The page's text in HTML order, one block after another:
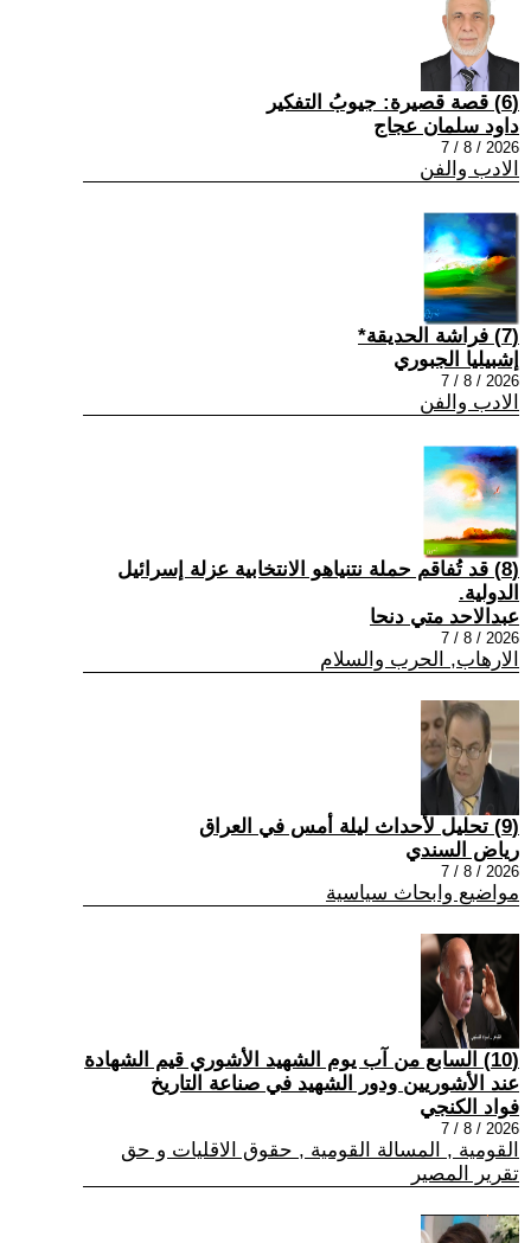
(6) قصة قصيرة: جيوبُ التفكير
داود سلمان عجاج
2026 / 8 / 7
الادب والفن
(7) فراشة الحديقة*
إشبيليا الجبوري
2026 / 8 / 7
الادب والفن
(8) قد تُفاقم حملة نتنياهو الانتخابية عزلة إسرائيل
الدولية.
عبدالاحد متي دنحا
2026 / 8 / 7
الارهاب, الحرب والسلام
(9) تحليل لأحداث ليلة أمس في العراق
رياض السندي
2026 / 8 / 7
مواضيع وابحاث سياسية
(10) السابع من آب يوم الشهيد الأشوري قيم الشهادة
عند الأشوريين ودور الشهيد في صناعة التاريخ
فواد الكنجي
2026 / 8 / 7
القومية , المسالة القومية , حقوق الاقليات و حق
تقرير المصير